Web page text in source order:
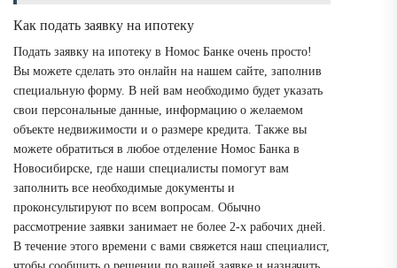
Как подать заявку на ипотеку
Подать заявку на ипотеку в Номос Банке очень просто!
Вы можете сделать это онлайн на нашем сайте, заполнив
специальную форму. В ней вам необходимо будет указать
свои персональные данные, информацию о желаемом
объекте недвижимости и о размере кредита. Также вы
можете обратиться в любое отделение Номос Банка в
Новосибирске, где наши специалисты помогут вам
заполнить все необходимые документы и
проконсультируют по всем вопросам. Обычно
рассмотрение заявки занимает не более 2-х рабочих дней.
В течение этого времени с вами свяжется наш специалист,